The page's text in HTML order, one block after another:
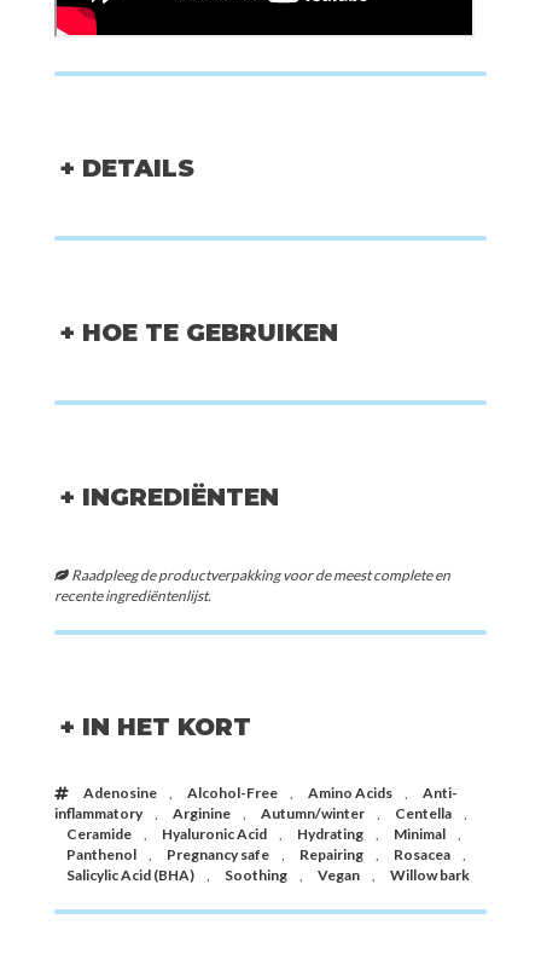
+ DETAILS
+ HOE TE GEBRUIKEN
+ INGREDIËNTEN
Raadpleeg de productverpakking voor de meest complete en
recente ingrediëntenlijst.
+ IN HET KORT
Adenosine , Alcohol-Free , Amino Acids ,
Anti-
inflammatory
, Arginine , Autumn/winter , Centella
,
Ceramide
, Hyaluronic Acid , Hydrating , Minimal
,
Panthenol
, Pregnancy safe , Repairing , Rosacea
,
Salicylic Acid (BHA)
, Soothing , Vegan , Willow bark